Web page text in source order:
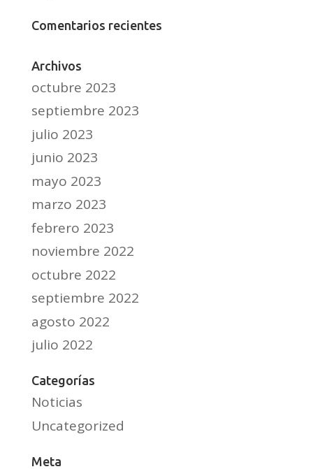
Comentarios recientes
Archivos
octubre 2023
septiembre 2023
julio 2023
junio 2023
mayo 2023
marzo 2023
febrero 2023
noviembre 2022
octubre 2022
septiembre 2022
agosto 2022
julio 2022
Categorías
Noticias
Uncategorized
Meta